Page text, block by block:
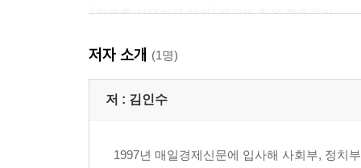
│동료를 선택하게 하라│평판의 힘을 활용하라
전략③ 용기 있는 팔로어를 키워라
요약
역동적 조직에는 내성적인 리더
저자 소개 (1명)
저 : 김인수
1997년 매일경제신문에 입사해 사회부, 정치